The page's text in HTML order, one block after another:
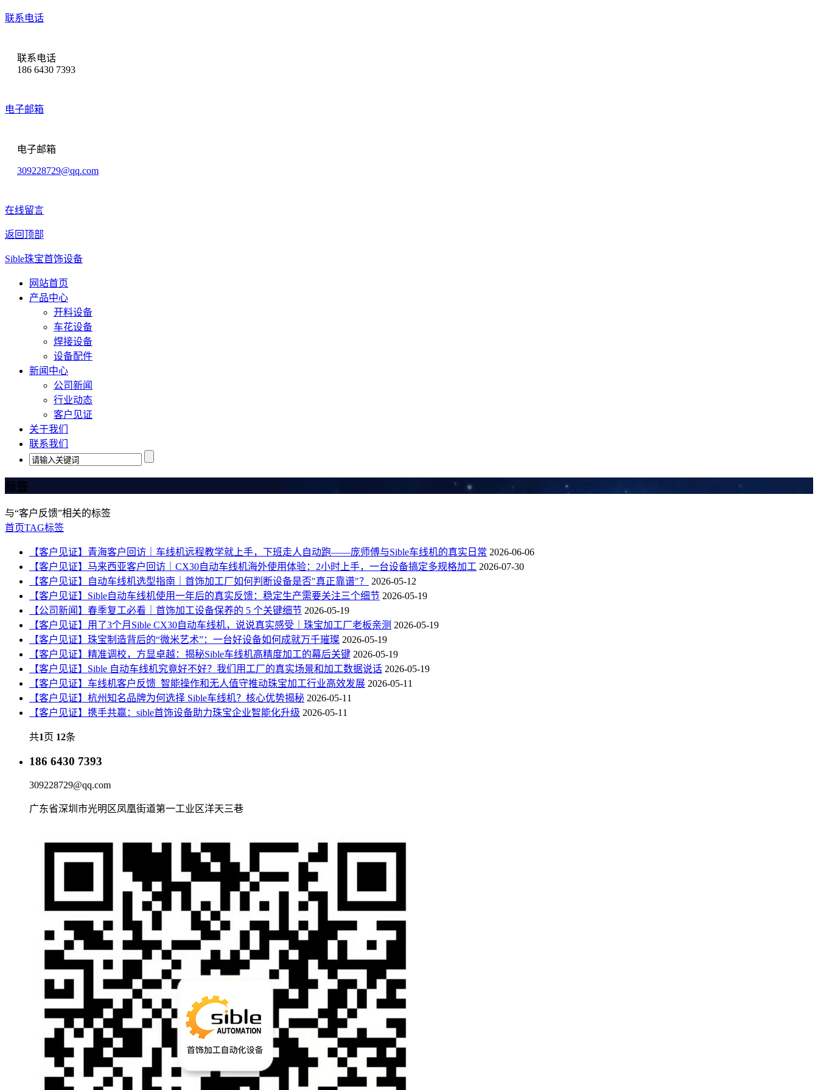
联系电话
联系电话
186 6430 7393
电子邮箱
电子邮箱
309228729@qq.com
在线留言
返回顶部
Sible珠宝首饰设备
网站首页
产品中心
开料设备
车花设备
焊接设备
设备配件
新闻中心
公司新闻
行业动态
客户见证
关于我们
联系我们
标签
与“客户反馈”相关的标签
首页TAG标签
【客户见证】青海客户回访｜车线机远程教学就上手，下班走人自动跑——庞师傅与Sible车线机的真实日常 2026-06-06
【客户见证】马来西亚客户回访｜CX30自动车线机海外使用体验：2小时上手，一台设备搞定多规格加工 2026-07-30
【客户见证】自动车线机选型指南｜首饰加工厂如何判断设备是否"真正靠谱"？
2026-05-12
【客户见证】Sible自动车线机使用一年后的真实反馈：稳定生产需要关注三个细节 2026-05-19
【公司新闻】春季复工必看｜首饰加工设备保养的 5 个关键细节 2026-05-19
【客户见证】用了3个月Sible CX30自动车线机，说说真实感受｜珠宝加工厂老板亲测 2026-05-19
【客户见证】珠宝制造背后的“微米艺术”：一台好设备如何成就万千璀璨 2026-05-19
【客户见证】精准调校，方显卓越：揭秘Sible车线机高精度加工的幕后关键 2026-05-19
【客户见证】Sible 自动车线机究竟好不好？我们用工厂的真实场景和加工数据说话 2026-05-19
【客户见证】车线机客户反馈_智能操作和无人值守推动珠宝加工行业高效发展 2026-05-11
【客户见证】杭州知名品牌为何选择 Sible车线机？核心优势揭秘 2026-05-11
【客户见证】携手共赢：sible首饰设备助力珠宝企业智能化升级 2026-05-11
共1页 12条
186 6430 7393
309228729@qq.com
广东省深圳市光明区凤凰街道第一工业区洋天三巷